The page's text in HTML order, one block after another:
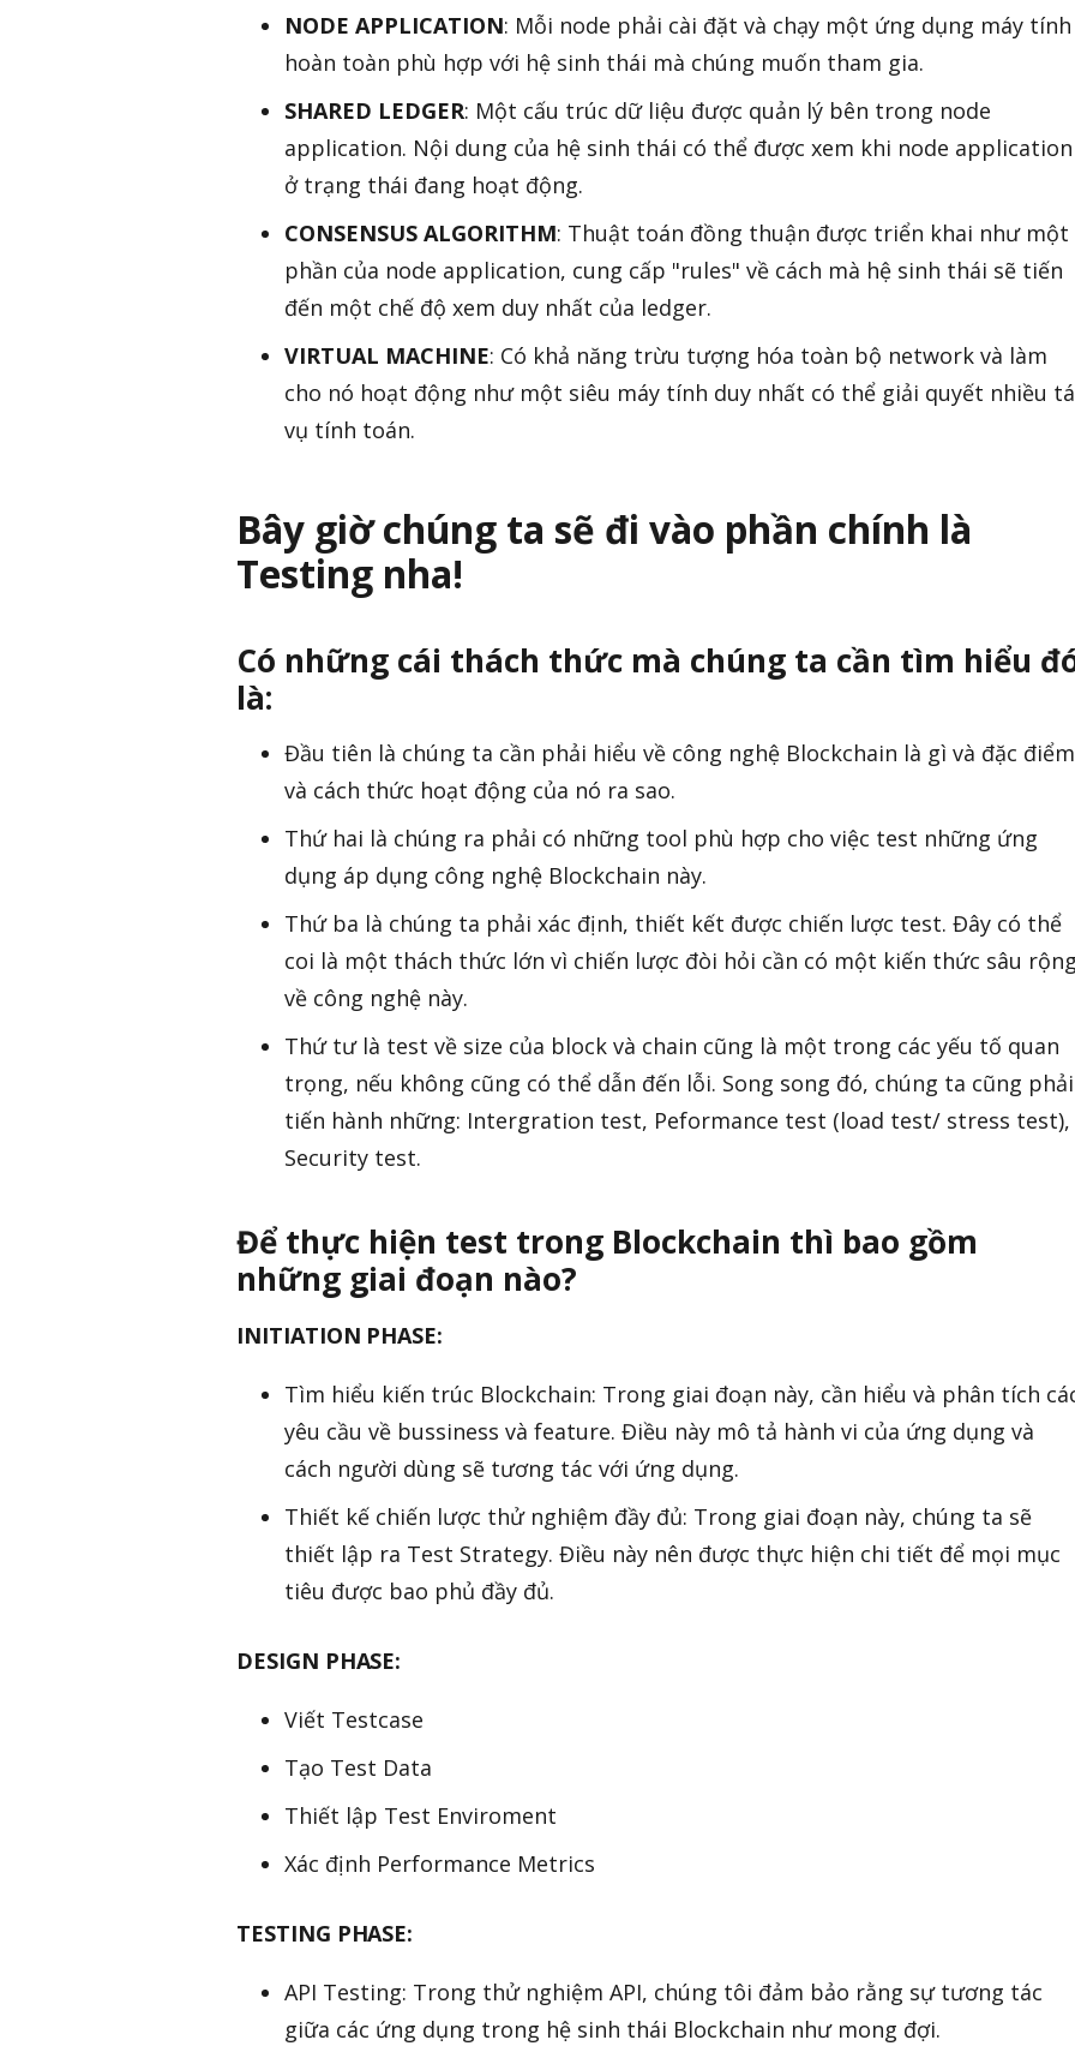
NODE APPLICATION: Mỗi node phải cài đặt và chạy một ứng dụng máy tính
hoàn toàn phù hợp với hệ sinh thái mà chúng muốn tham gia.
SHARED LEDGER: Một cấu trúc dữ liệu được quản lý bên trong node
application. Nội dung của hệ sinh thái có thể được xem khi node application
ở trạng thái đang hoạt động.
CONSENSUS ALGORITHM: Thuật toán đồng thuận được triển khai như một
phần của node application, cung cấp "rules" về cách mà hệ sinh thái sẽ tiến
đến một chế độ xem duy nhất của ledger.
VIRTUAL MACHINE: Có khả năng trừu tượng hóa toàn bộ network và làm
cho nó hoạt động như một siêu máy tính duy nhất có thể giải quyết nhiều
vụ tính toán.
Bây giờ chúng ta sẽ đi vào phần chính là
Testing nha!
Có những cái thách thức mà chúng ta cần tìm hiểu
là:
Đầu tiên là chúng ta cần phải hiểu về công nghệ Blockchain là gì và đặc điểm
và cách thức hoạt động của nó ra sao.
Thứ hai là chúng ra phải có những tool phù hợp cho việc test những ứng
dụng áp dụng công nghệ Blockchain này.
Thứ ba là chúng ta phải xác định, thiết kết được chiến lược test. Đây có thể
coi là một thách thức lớn vì chiến lược đòi hỏi cần có một kiến thức sâu
về công nghệ này.
Thứ tư là test về size của block và chain cũng là một trong các yếu tố quan
trọng, nếu không cũng có thể dẫn đến lỗi. Song song đó, chúng ta cũng phải
tiến hành những: Intergration test, Peformance test (load test/ stress test),
Security test.
Để thực hiện test trong Blockchain thì bao gồm
những giai đoạn nào?
INITIATION PHASE:
Tìm hiểu kiến trúc Blockchain: Trong giai đoạn này, cần hiểu và phân tích
yêu cầu về bussiness và feature. Điều này mô tả hành vi của ứng dụng và
cách người dùng sẽ tương tác với ứng dụng.
Thiết kế chiến lược thử nghiệm đầy đủ: Trong giai đoạn này, chúng ta sẽ
thiết lập ra Test Strategy. Điều này nên được thực hiện chi tiết để mọi mục
tiêu được bao phủ đầy đủ.
DESIGN PHASE:
Viết Testcase
Tạo Test Data
Thiết lập Test Enviroment
Xác định Performance Metrics
TESTING PHASE:
API Testing: Trong thử nghiệm API, chúng tôi đảm bảo rằng sự tương tác
giữa các ứng dụng trong hệ sinh thái Blockchain như mong đợi.